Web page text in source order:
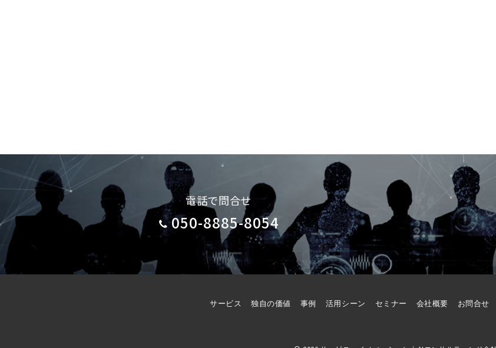
電話で問合せ
050-8885-8054
サービス 独自の価値 事例 活用シーン セミナー 会社概要 お問合せ